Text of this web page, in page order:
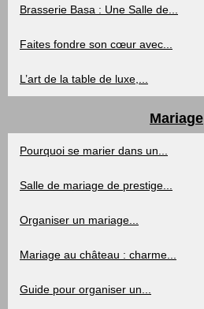
Brasserie Basa : Une Salle de...
Faites fondre son cœur avec...
L’art de la table de luxe,...
Mariage
Pourquoi se marier dans un...
Salle de mariage de prestige...
Organiser un mariage...
Mariage au château : charme...
Guide pour organiser un...